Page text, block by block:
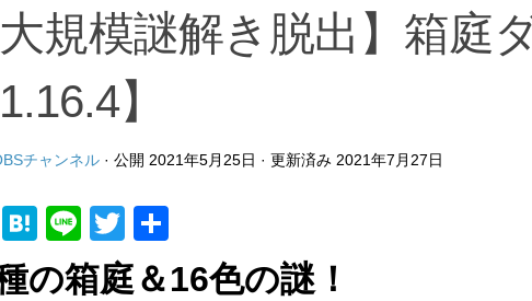
大規模謎解き脱出】箱庭
1.16.4】
チャンネル · 公開 2021年5月25日 · 更新済み 2021年7月27日
Facebook
Hatena
LineTwitter
有
の箱庭＆16色の謎！